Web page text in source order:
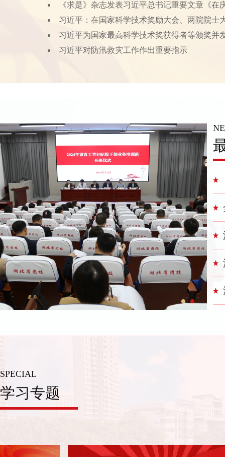
《求是》杂志发表习近平总书记重要文章《
习近平：在国家科学技术奖励大会、两院院士
习近平为国家最高科学技术奖获得者等颁奖并
习近平对防汛救灾工作作出重要指示
SPECIAL
学习专题